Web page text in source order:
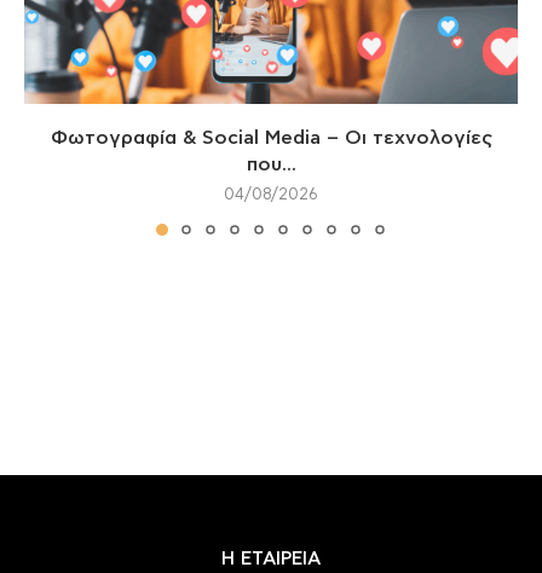
Φωτογραφία & Social Media – Οι τεχνολογίες
που...
04/08/2026
Η ΕΤΑΙΡΕΙΑ